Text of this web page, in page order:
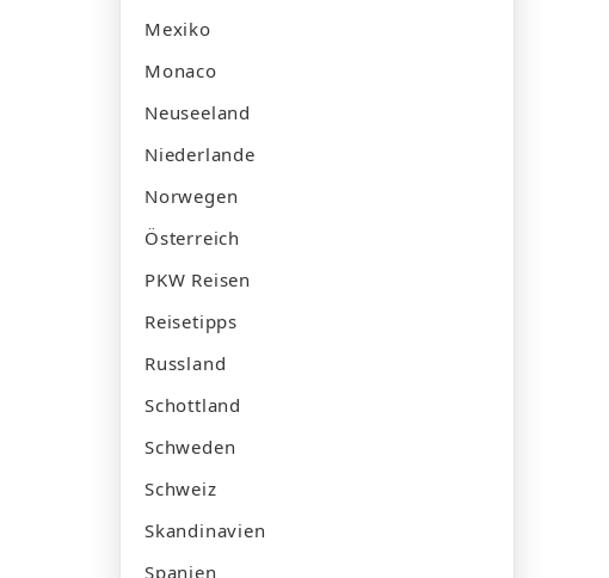
Mexiko
Monaco
Neuseeland
Niederlande
Norwegen
Österreich
PKW Reisen
Reisetipps
Russland
Schottland
Schweden
Schweiz
Skandinavien
Spanien